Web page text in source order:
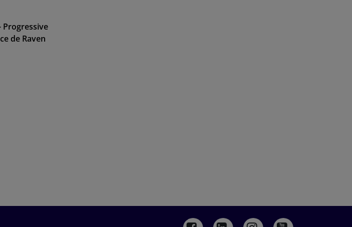
Progressive
de Raven